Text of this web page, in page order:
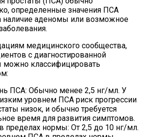
определенные значения ПСА
наличие аденомы или возможное
медицинского сообщества,
с диагностированной
можно классифицировать
ПСА: Обычно менее 2,5 нг/мл. У
уровнем ПСА риск прогрессии
низок, и обычно требуется
время для развития симптомов.
пределах нормы: От 2,5 до 10 нг/мл.